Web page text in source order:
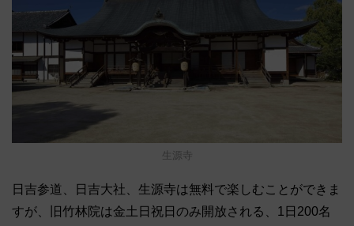
生源寺
日吉参道、日吉大社、生源寺は無料で楽しむことができま
すが、旧竹林院は金土日祝日のみ開放される、1日200名